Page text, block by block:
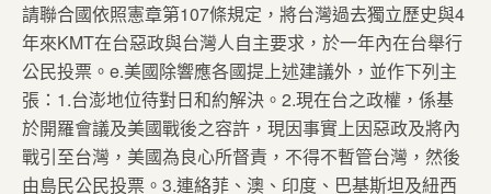
請聯合國依照憲章第107條規定，將台灣過去獨立歷史與4
年來KMT在台惡政與台灣人自主要求，於一年內在台舉行
公民投票。e.美國除響應各國提上述建議外，並作下列主
張：1.台澎地位待對日和約解決。2.現在台之政權，係基
於開羅會議及美國戰後之容許，現因事實上因惡政及將內
戰引至台灣，美國為良心所督責，不得不暫管台灣，然後
由島民公民投票。3.連絡菲、澳、印度、巴基斯坦及紐西